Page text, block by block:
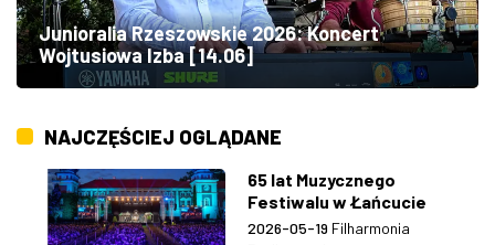
Junioralia Rzeszowskie 2026: Koncert
Wojtusiowa Izba [14.06]
NAJCZĘŚCIEJ OGLĄDANE
65 lat Muzycznego
Festiwalu w Łańcucie
2026-05-19 Filharmonia